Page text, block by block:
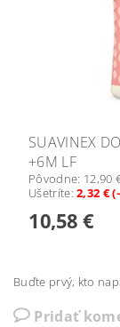
SUAVINEX
+6M LF
Pôvodne: 12,90
Ušetríte:2,32 €
10,58 €
Buďte prvý, kto
Pridať